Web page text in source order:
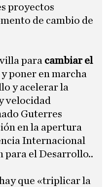
proyectos
de cambio de
para cambiar el
poner en marcha
y acelerar la
velocidad
Guterres
en la apertura
Internacional
para el Desarrollo..
que «triplicar la